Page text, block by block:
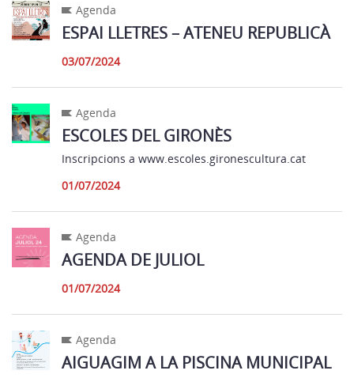
Agenda
ESPAI LLETRES – ATENEU REPUBLICÀ
03/07/2024
Agenda
ESCOLES DEL GIRONÈS
Inscripcions a www.escoles.gironescultura.cat
01/07/2024
Agenda
AGENDA DE JULIOL
01/07/2024
Agenda
AIGUAGIM A LA PISCINA MUNICIPAL